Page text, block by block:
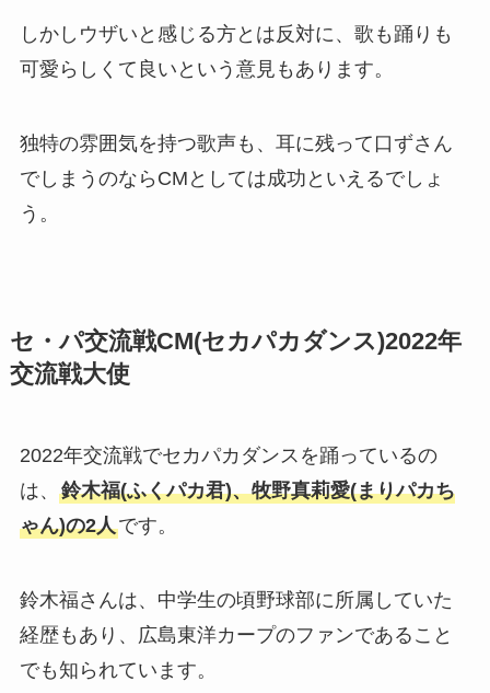
しかしウザいと感じる方とは反対に、歌も踊りも
可愛らしくて良いという意見もあります。
独特の雰囲気を持つ歌声も、耳に残って口ずさん
でしまうのならCMとしては成功といえるでしょ
う。
セ・パ交流戦CM(セカパカダンス)2022年
交流戦大使
2022年交流戦でセカパカダンスを踊っているの
は、 鈴木福(ふくパカ君)、牧野真莉愛(まりパカち
ゃん)の2人です。
鈴木福さんは、中学生の頃野球部に所属していた
経歴もあり、広島東洋カープのファンであること
でも知られています。